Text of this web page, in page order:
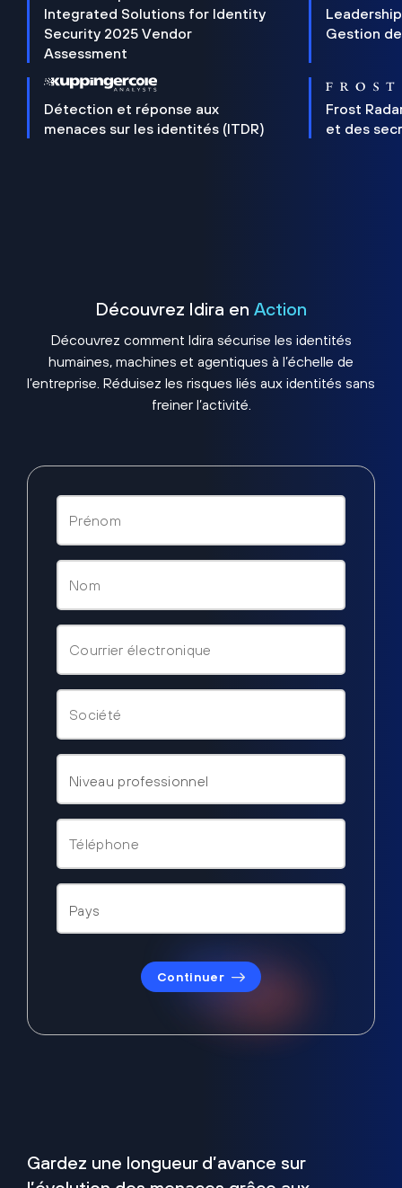
Integrated Solutions for Identity
Security 2025 Vendor
Assessment
Gestion
Détection et réponse aux
menaces sur les identités (ITDR)
Frost
et des
Découvrez Idira en Action
Découvrez comment Idira sécurise les identités
humaines, machines et agentiques à l’échelle de
l’entreprise. Réduisez les risques liés aux identités sans
freiner l’activité.
Continuer
Gardez une longueur d’avance sur